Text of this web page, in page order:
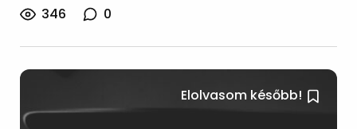
346 0
Elolvasom később!